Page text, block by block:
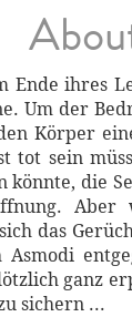
Ende ihres
Um der
Körper
tot sein
könnte, die
Aber
das
ganz
sichern ...